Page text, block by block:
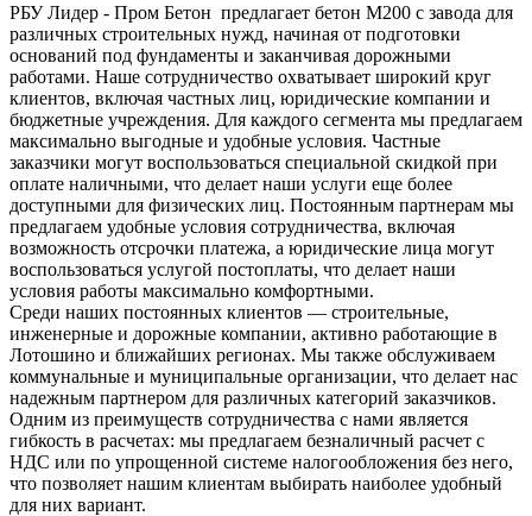
РБУ Лидер - Пром Бетон предлагает бетон М200 с завода для
различных строительных нужд, начиная от подготовки
оснований под фундаменты и заканчивая дорожными
работами. Наше сотрудничество охватывает широкий круг
клиентов, включая частных лиц, юридические компании и
бюджетные учреждения. Для каждого сегмента мы предлагаем
максимально выгодные и удобные условия. Частные
заказчики могут воспользоваться специальной скидкой при
оплате наличными, что делает наши услуги еще более
доступными для физических лиц. Постоянным партнерам мы
предлагаем удобные условия сотрудничества, включая
возможность отсрочки платежа, а юридические лица могут
воспользоваться услугой постоплаты, что делает наши
условия работы максимально комфортными.
Среди наших постоянных клиентов — строительные,
инженерные и дорожные компании, активно работающие в
Лотошино и ближайших регионах. Мы также обслуживаем
коммунальные и муниципальные организации, что делает нас
надежным партнером для различных категорий заказчиков.
Одним из преимуществ сотрудничества с нами является
гибкость в расчетах: мы предлагаем безналичный расчет с
НДС или по упрощенной системе налогообложения без него,
что позволяет нашим клиентам выбирать наиболее удобный
для них вариант.